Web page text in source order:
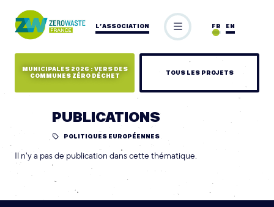
L’ASSOCIATION EN
FR
MUNICIPALES 2026 : VERS DES
COMMUNES ZÉRO DÉCHET
TOUS LES PROJETS
PUBLICATIONS
POLITIQUES EUROPÉENNES
Il n'y a pas de publication dans cette thématique.